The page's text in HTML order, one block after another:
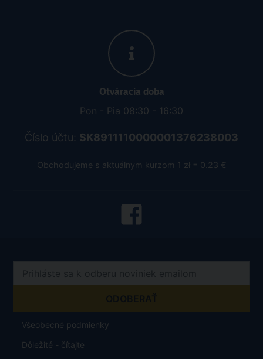
Otváracia doba
Pon - Pia 08:30 - 16:30
Číslo účtu: SK8911110000001376238003
Obchodujeme s aktuálnym kurzom 1 zł = 0.23 €
Všeobecné podmienky
Dôležité - čítajte